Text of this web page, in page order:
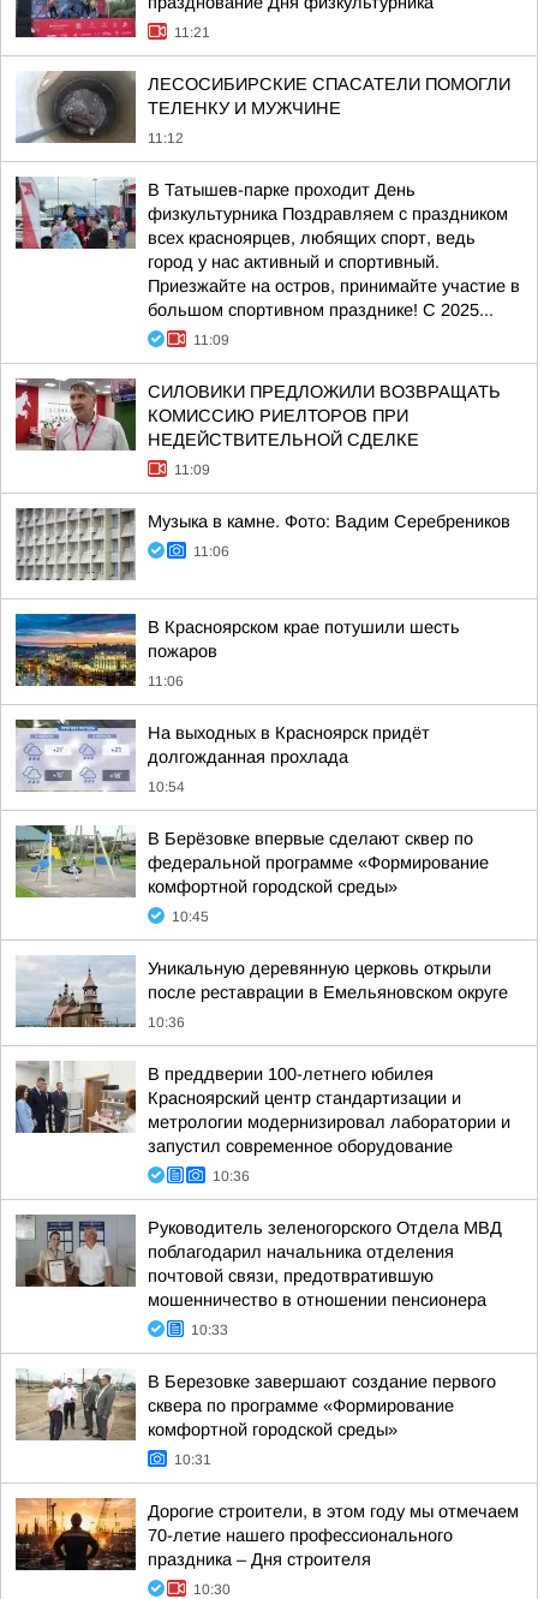
11:21
ЛЕСОСИБИРСКИЕ СПАСАТЕЛИ ПОМОГЛИ
ТЕЛЕНКУ И МУЖЧИНЕ
11:12
В Татышев-парке проходит День
физкультурника Поздравляем с праздником
всех красноярцев, любящих спорт, ведь
город у нас активный и спортивный.
Приезжайте на остров, принимайте участие в
большом спортивном празднике! С 2025...
11:09
СИЛОВИКИ ПРЕДЛОЖИЛИ ВОЗВРАЩАТЬ
КОМИССИЮ РИЕЛТОРОВ ПРИ
НЕДЕЙСТВИТЕЛЬНОЙ СДЕЛКЕ
11:09
Музыка в камне. Фото: Вадим Серебреников
11:06
В Красноярском крае потушили шесть
пожаров
11:06
На выходных в Красноярск придёт
долгожданная прохлада
10:54
В Берёзовке впервые сделают сквер по
федеральной программе «Формирование
комфортной городской среды»
10:45
Уникальную деревянную церковь открыли
после реставрации в Емельяновском округе
10:36
В преддверии 100-летнего юбилея
Красноярский центр стандартизации и
метрологии модернизировал лаборатории и
запустил современное оборудование
10:36
Руководитель зеленогорского Отдела МВД
поблагодарил начальника отделения
почтовой связи, предотвратившую
мошенничество в отношении пенсионера
10:33
В Березовке завершают создание первого
сквера по программе «Формирование
комфортной городской среды»
10:31
Дорогие строители, в этом году мы отмечаем
70-летие нашего профессионального
праздника – Дня строителя
10:30